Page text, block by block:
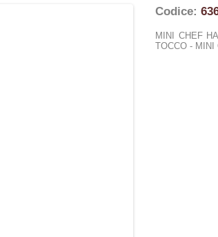
Codice:
MINI CHEF
TOCCO - MINI